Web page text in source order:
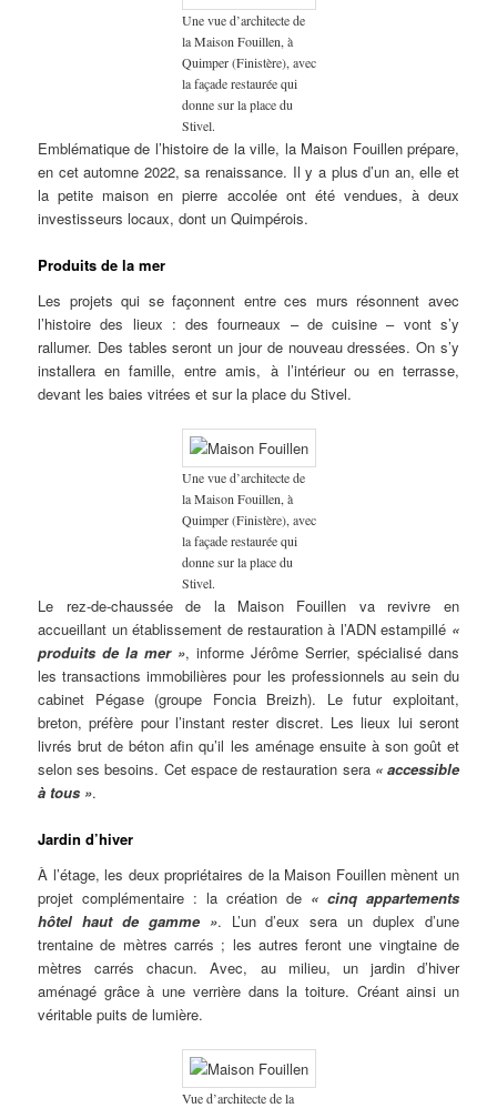
Une vue d’architecte de
la Maison Fouillen, à
Quimper (Finistère), avec
la façade restaurée qui
donne sur la place du
Stivel.
Emblématique de l’histoire de la ville, la Maison Fouillen prépare,
en cet automne 2022, sa renaissance. Il y a plus d’un an, elle et
la petite maison en pierre accolée ont été vendues, à deux
investisseurs locaux, dont un Quimpérois.
Produits de la mer
Les projets qui se façonnent entre ces murs résonnent avec
l’histoire des lieux : des fourneaux – de cuisine – vont s’y
rallumer. Des tables seront un jour de nouveau dressées. On s’y
installera en famille, entre amis, à l’intérieur ou en terrasse,
devant les baies vitrées et sur la place du Stivel.
Une vue d’architecte de
la Maison Fouillen, à
Quimper (Finistère), avec
la façade restaurée qui
donne sur la place du
Stivel.
Le rez-de-chaussée de la Maison Fouillen va revivre en
accueillant un établissement de restauration à l’ADN estampillé «
produits de la mer », informe Jérôme Serrier, spécialisé dans
les transactions immobilières pour les professionnels au sein du
cabinet Pégase (groupe Foncia Breizh). Le futur exploitant,
breton, préfère pour l’instant rester discret. Les lieux lui seront
livrés brut de béton afin qu’il les aménage ensuite à son goût et
selon ses besoins. Cet espace de restauration sera « accessible
à tous ».
Jardin d’hiver
À l’étage, les deux propriétaires de la Maison Fouillen mènent un
projet complémentaire : la création de « cinq appartements
hôtel haut de gamme ». L’un d’eux sera un duplex d’une
trentaine de mètres carrés ; les autres feront une vingtaine de
mètres carrés chacun. Avec, au milieu, un jardin d’hiver
aménagé grâce à une verrière dans la toiture. Créant ainsi un
véritable puits de lumière.
Vue d’architecte de la